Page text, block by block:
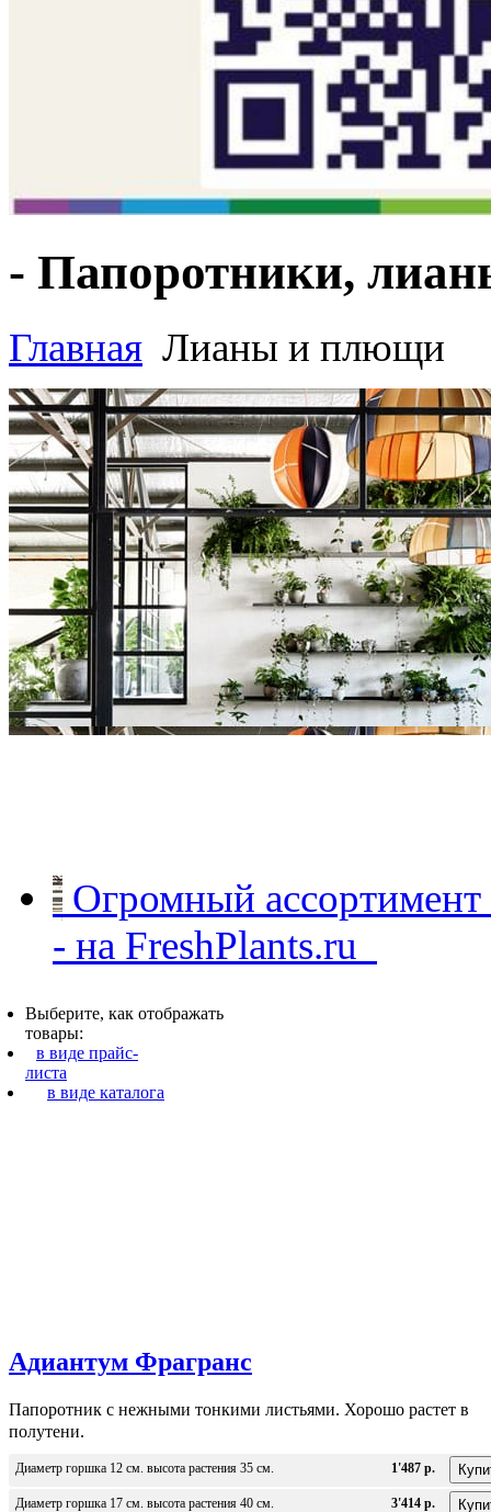
- Папоротники,
Главная Лианы и плющи
Огромный
- на FreshPlants.ru
Выберите, как отображать
товары:
в виде прайс-
листа
в виде каталога
Адиантум Фрагранс
Папоротник с нежными тонкими листьями. Хорошо растет в
полутени.
Диаметр горшка 12 см. высота растения 35 см. 1'487 р.
Диаметр горшка 17 см. высота растения 40 см. 3'414 р.